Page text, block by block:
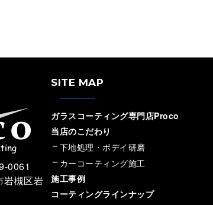
0061
岩槻区岩
SITE MAP
ガラスコーティング専門店Proco
当店のこだわり
下地処理・ボデイ研磨
カーコーティング施工
施工事例
コーティングラインナップ